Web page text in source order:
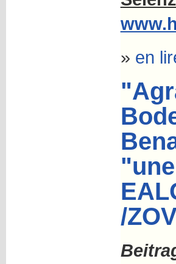
» en
/